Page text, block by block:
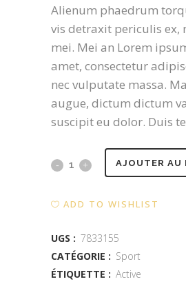
Alienum phaedrum
vis detraxit periculis ex,
mei. Mei an Lorem
amet, consectetur
nec vulputate massa.
augue, dictum dictum
suscipit eu dolor. Duis
Black
AJOUTER AU
ADD TO WISHLIST
UGS : 7833155
CATÉGORIE : Sport
ÉTIQUETTE : Active